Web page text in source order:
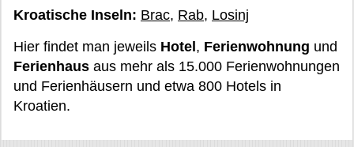
Kroatische Inseln: Brac, Rab, Losinj
Hier findet man jeweils Hotel, Ferienwohnung und
Ferienhaus aus mehr als 15.000 Ferienwohnungen
und Ferienhäusern und etwa 800 Hotels in
Kroatien.